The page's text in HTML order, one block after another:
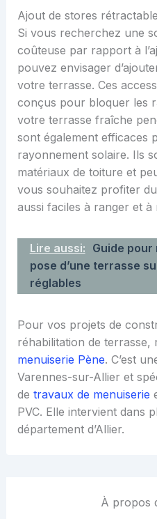
Ajout de stores
Si vous recherchez une
coûteuse par rapport à
pouvez envisager
votre terrasse. Ces
conçus pour bloquer les
votre terrasse fraîche
sont également efficaces
rayonnement solaire. Ils
matériaux de toiture et
vous souhaitez profiter
aussi faciles à ranger et à
Lire aussi: Guide pour
pose d’une terrasse
réglables
Pour vos projets de
réhabilitation de
menuiserie Pène. C’est
Varennes-sur-Allier et
de travaux de menuiserie
PVC. Elle intervient dans
département d’Allier.
À propos